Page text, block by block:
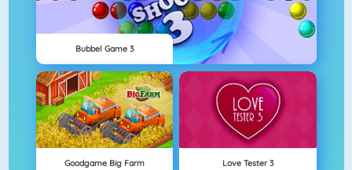
Bubbel Game 3
Goodgame Big Farm Love Tester 3